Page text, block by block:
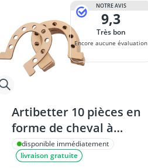
NOTRE AVIS
9,3
Très bon
Encore aucune évaluation
Artibetter 10 pièces en
forme de cheval à
peindre pour projets
d'artisanat
disponible immédiatement
livraison gratuite